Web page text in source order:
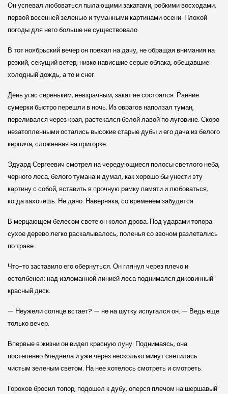
Он успевал любоваться пылающими закатами, робкими восходами,
первой весенней зеленью и туманными картинами осени. Плохой
погоды для него больше не существовало.
В тот ноябрьский вечер он поехал на дачу, не обращая внимания на
резкий, секущий ветер, низко нависшие серые облака, обещавшие
холодный дождь, а то и снег.
День угас сереньким, невзрачным, закат не состоялся. Ранние
сумерки быстро перешли в ночь. Из оврагов наползал туман,
переливался через края, растекался белой лавой по луговине. Скоро
незатопленными остались высокие старые дубы и его дача из белого
кирпича, сложенная на пригорке.
Эдуард Сергеевич смотрел на чередующиеся полосы светлого неба,
черного леса, белого тумана и думал, как хорошо бы унести эту
картину с собой, вставить в прочную рамку памяти и любоваться,
когда захочешь. Не дано. Наверняка, со временем забудется.
В мерцающем белесом свете он колол дрова. Под ударами топора
сухое дерево легко раскалывалось, поленья со звоном разлетались
по траве.
Что-то заставило его обернуться. Он глянул через плечо и
остолбенел: над изломанной линией леса поднимался диковинный
красный диск.
— Неужели солнце встает? — не на шутку испугался он. — Ведь еще
только вечер.
Впервые в жизни он видел красную луну. Поднимаясь, она
постепенно бледнела и уже через несколько минут светилась
чистым зеленым светом. На нее хотелось смотреть и смотреть.
Горохов бросил топор, подошел к дубу, оперся плечом на шершавый